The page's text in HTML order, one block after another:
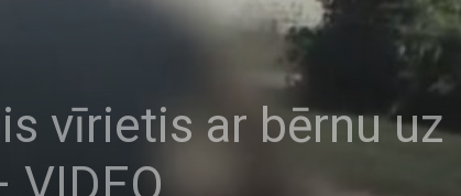
vīrietis ar bērnu uz